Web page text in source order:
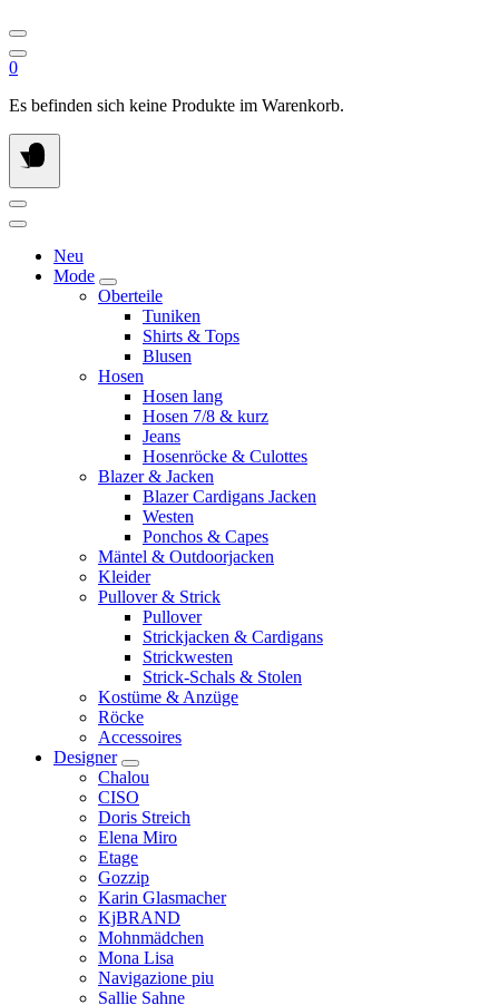
0
Es befinden sich keine Produkte im Warenkorb.
Neu
Mode
Oberteile
Tuniken
Shirts & Tops
Blusen
Hosen
Hosen lang
Hosen 7/8 & kurz
Jeans
Hosenröcke & Culottes
Blazer & Jacken
Blazer Cardigans Jacken
Westen
Ponchos & Capes
Mäntel & Outdoorjacken
Kleider
Pullover & Strick
Pullover
Strickjacken & Cardigans
Strickwesten
Strick-Schals & Stolen
Kostüme & Anzüge
Röcke
Accessoires
Designer
Chalou
CISO
Doris Streich
Elena Miro
Etage
Gozzip
Karin Glasmacher
KjBRAND
Mohnmädchen
Mona Lisa
Navigazione piu
Sallie Sahne